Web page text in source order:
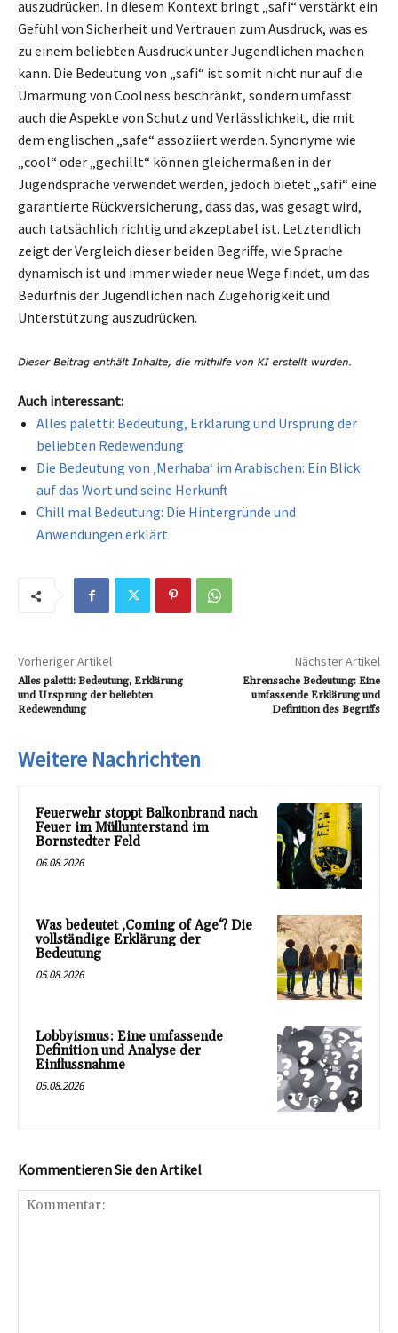
auszudrücken. In diesem Kontext bringt „safi“ verstärkt ein
Gefühl von Sicherheit und Vertrauen zum Ausdruck, was es
zu einem beliebten Ausdruck unter Jugendlichen machen
kann. Die Bedeutung von „safi“ ist somit nicht nur auf die
Umarmung von Coolness beschränkt, sondern umfasst
auch die Aspekte von Schutz und Verlässlichkeit, die mit
dem englischen „safe“ assoziiert werden. Synonyme wie
„cool“ oder „gechillt“ können gleichermaßen in der
Jugendsprache verwendet werden, jedoch bietet „safi“ eine
garantierte Rückversicherung, dass das, was gesagt wird,
auch tatsächlich richtig und akzeptabel ist. Letztendlich
zeigt der Vergleich dieser beiden Begriffe, wie Sprache
dynamisch ist und immer wieder neue Wege findet, um das
Bedürfnis der Jugendlichen nach Zugehörigkeit und
Unterstützung auszudrücken.
Auch interessant:
Alles paletti: Bedeutung, Erklärung und Ursprung der
beliebten Redewendung
Die Bedeutung von ‚Merhaba‘ im Arabischen: Ein Blick
auf das Wort und seine Herkunft
Chill mal Bedeutung: Die Hintergründe und
Anwendungen erklärt
Vorheriger Artikel
Alles paletti: Bedeutung, Erklärung
und Ursprung der beliebten
Redewendung
Nächster Artikel
Ehrensache Bedeutung: Eine
umfassende Erklärung und
Definition des Begriffs
Weitere Nachrichten
Feuerwehr stoppt Balkonbrand nach
Feuer im Müllunterstand im
Bornstedter Feld
06.08.2026
Was bedeutet ‚Coming of Age‘? Die
vollständige Erklärung der
Bedeutung
05.08.2026
Lobbyismus: Eine umfassende
Definition und Analyse der
Einflussnahme
05.08.2026
Kommentieren Sie den Artikel